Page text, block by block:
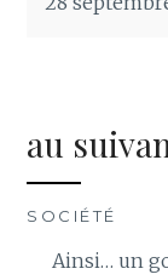
au
SOCIÉTÉ
Ainsi… un